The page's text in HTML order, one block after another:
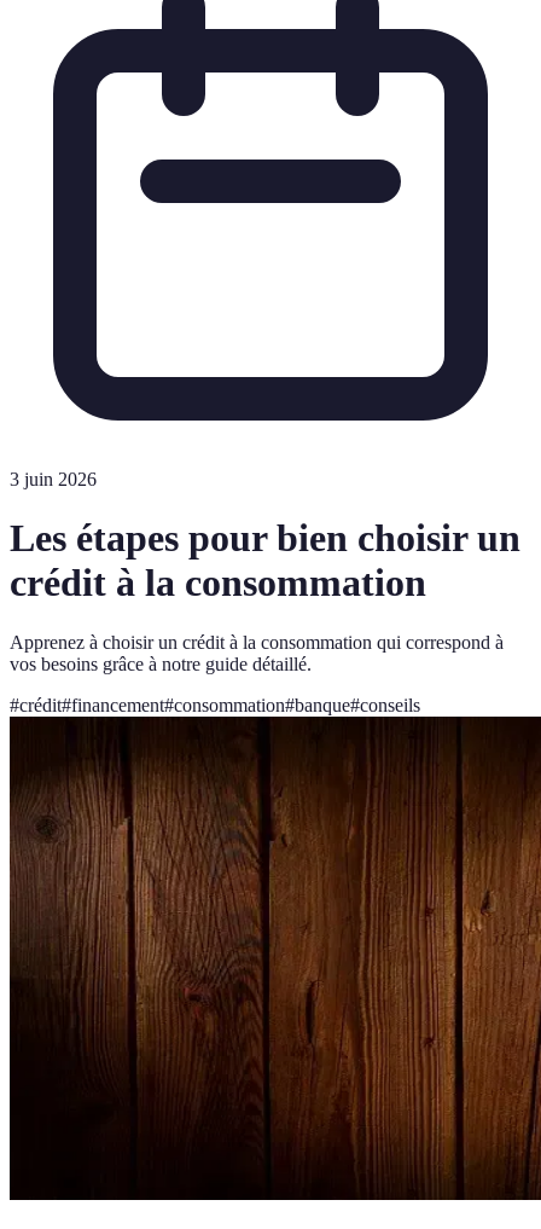
3 juin 2026
Les étapes pour bien choisir un
crédit à la consommation
Apprenez à choisir un crédit à la consommation qui correspond à
vos besoins grâce à notre guide détaillé.
#crédit#financement#consommation#banque#conseils